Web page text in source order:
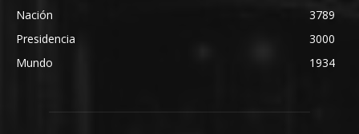
Nación
3789
Presidencia
3000
Mundo
1934